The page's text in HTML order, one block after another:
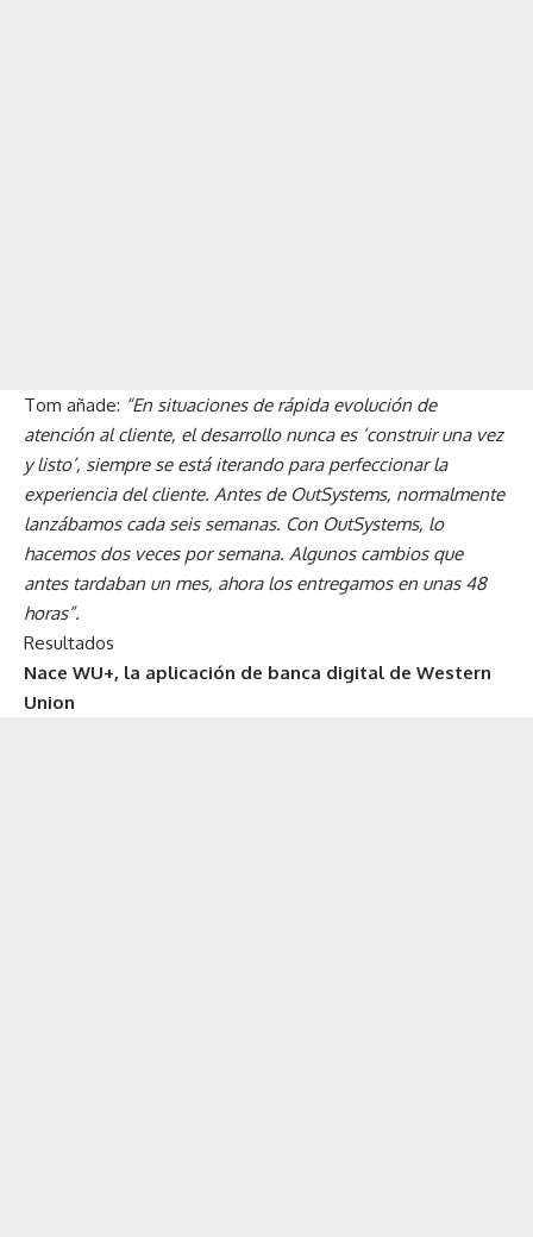
Tom añade: “En situaciones de rápida evolución de
atención al cliente, el desarrollo nunca es ‘construir una vez
y listo’, siempre se está iterando para perfeccionar la
experiencia del cliente. Antes de OutSystems, normalmente
lanzábamos cada seis semanas. Con OutSystems, lo
hacemos dos veces por semana. Algunos cambios que
antes tardaban un mes, ahora los entregamos en unas 48
horas”.
Resultados
Nace WU+, la aplicación de banca digital de Western
Union